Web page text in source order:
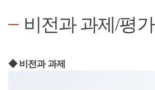
비전과 과제/평가
◆ 비전과 과제